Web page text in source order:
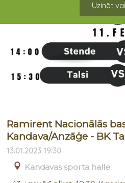
Uzināt
Ramirent Nacionālās
Kandava/Anzāģe - BK
13.01.2023 19:30
Kandavas sporta halle